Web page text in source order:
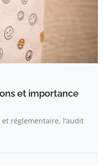
et importance
réglementaire, l’audit